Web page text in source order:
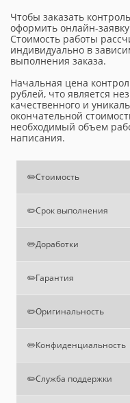
Чтобы заказать
оформить онлайн-
Стоимость работы
индивидуально в
выполнения заказа.
Начальная цена
рублей, что является
качественного и
окончательной
необходимый объем
написания.
✏️Стоимость
✏️Срок выполнения
✏️Доработки
✏️Гарантия
✏️Оригинальность
✏️Конфиденциальность
✏️Служба поддержки